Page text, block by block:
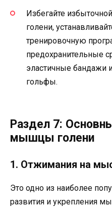
Избегайте
голени,
тренировочную
предохранительные
эластичные бандажи
гольфы.
Раздел 7:
мышцы голени
1. Отжимания на
Это одно из наиболее
развития и укрепления